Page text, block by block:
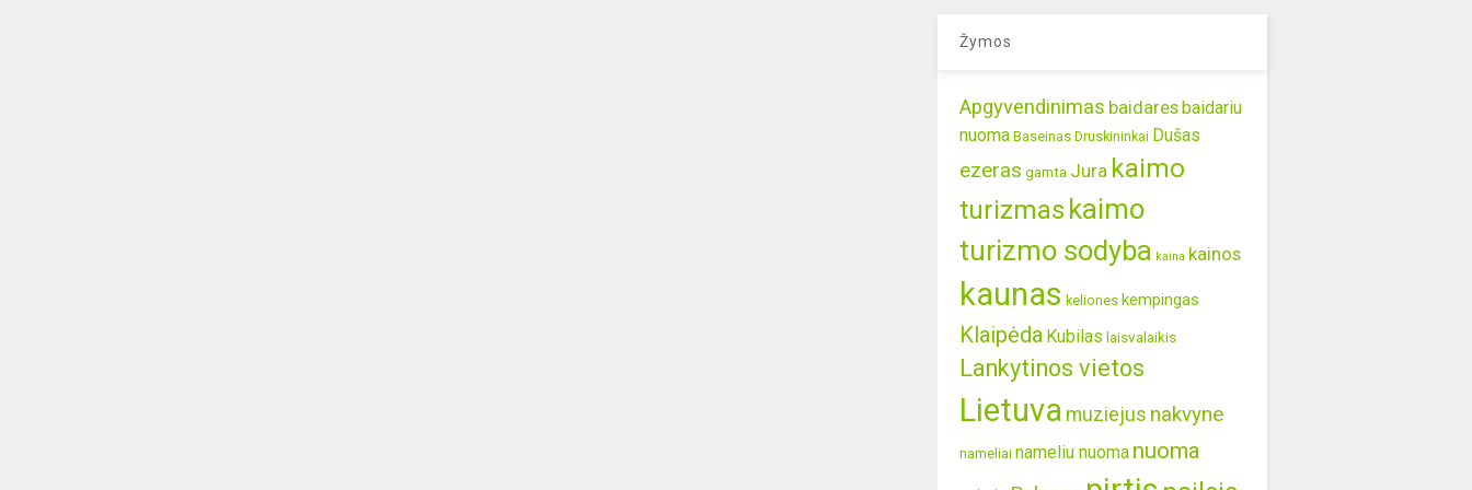
Žymos
Apgyvendinimas baidaresbaidariu
nuoma Baseinas Druskininkai Dušas
ezeras gamta Jura kaimo
turizmas kaimo
turizmo sodyba kaina kainos
kaunas keliones kempingas
Klaipėda Kubilas laisvalaikis
Lankytinos vietos
Lietuva muziejus nakvyne
nameliai nameliu nuoma nuoma